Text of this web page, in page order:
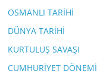
OSMANLI TARİHİ
DÜNYA TARİHİ
KURTULUŞ SAVAŞI
CUMHURİYET DÖNEMİ